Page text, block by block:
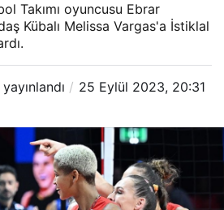
Takımı oyuncusu Ebrar
Kübalı Melissa Vargas'a İstiklal
yayınlandı
25 Eylül 2023, 20:31